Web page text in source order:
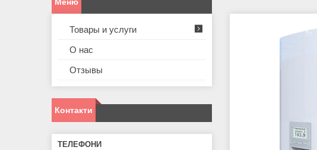
Товары и услуги
О нас
Отзывы
Контакти